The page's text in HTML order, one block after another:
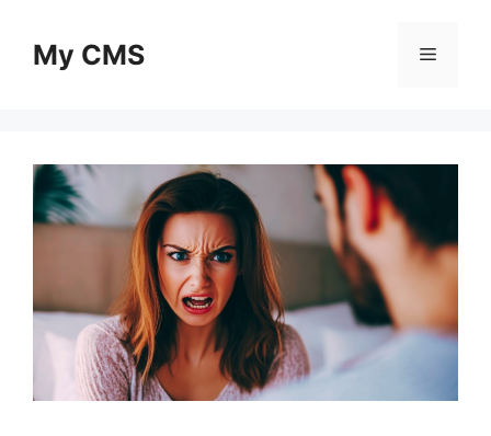
contentMy CMS Menu